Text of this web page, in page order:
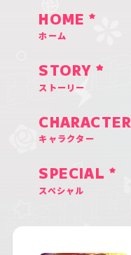
HOME
ホーム
STORY
ストーリー
CHARACTER
キャラクター
SPECIAL
スペシャル